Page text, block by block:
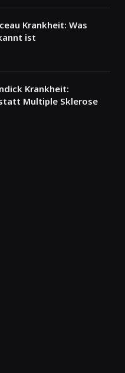
Krankheit: Was
ist
Krankheit:
Multiple Sklerose